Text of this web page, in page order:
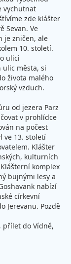
vychutnat
zde klášter
Sevan. Ve
je zničen, ale
10. století.
ulici
ulic města, si
života malého
vzduch.
od jezera Parz
v prohlídce
na počest
ve 13. století
Klášter
kulturních
komplex
bujnými lesy a
nabízí
církevní
Jerevanu. Pozdě
přílet do Vídně,